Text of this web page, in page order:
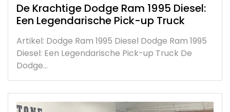
De Krachtige Dodge Ram 1995 Diesel:
Een Legendarische Pick-up Truck
Artikel: Dodge Ram 1995 Diesel Dodge Ram 1995
Diesel: Een Legendarische Pick-up Truck De
Dodge…